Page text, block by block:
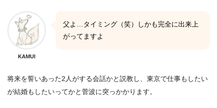
KAMUI
父よ…タイミング（笑）しかも完全に出来上
がってますよ
将来を誓いあった2人がする会話かと説教し、東京で仕事もしたい
が結婚もしたいってかと菅波に突っかかります。